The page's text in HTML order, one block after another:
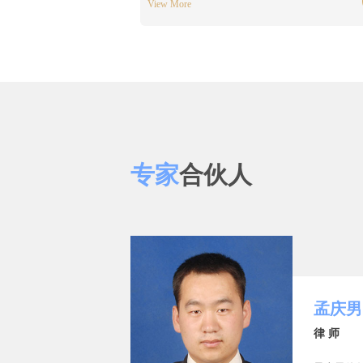
View More
专家合伙人
邢吉伟
吉伟律师